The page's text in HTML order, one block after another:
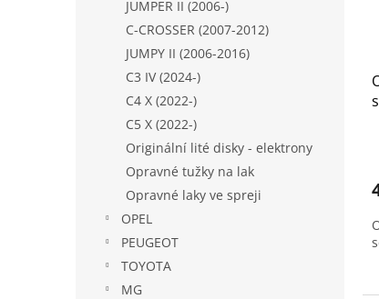
JUMPER II (2006-)
C-CROSSER (2007-2012)
JUMPY II (2006-2016)
C3 IV (2024-)
C4 X (2022-)
C5 X (2022-)
Originální lité disky - elektrony
Opravné tužky na lak
Opravné laky ve spreji
OPEL
PEUGEOT
TOYOTA
MG